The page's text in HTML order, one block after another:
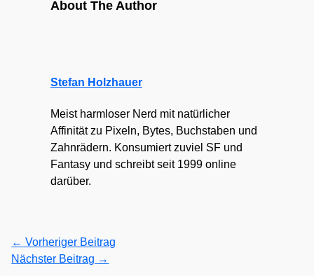
About The Author
Stefan Holzhauer
Meist harmloser Nerd mit natürlicher
Affinität zu Pixeln, Bytes, Buchstaben und
Zahnrädern. Konsumiert zuviel SF und
Fantasy und schreibt seit 1999 online
darüber.
← Vorheriger Beitrag
Nächster Beitrag →